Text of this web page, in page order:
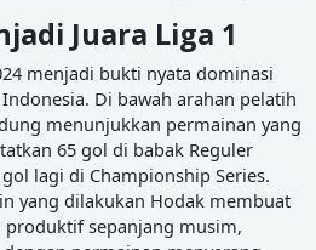
Juara Liga 1
menjadi bukti nyata dominasi
Di bawah arahan pelatih
menunjukkan permainan yang
65 gol di babak Reguler
lagi di Championship Series.
yang dilakukan Hodak membuat
sepanjang musim,